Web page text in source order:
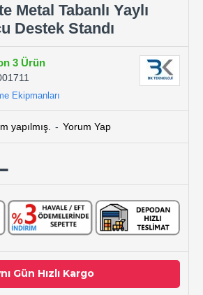
Metal Tabanlı Yaylı
Destek Standı
3 Ürün
Ekipmanları
yapılmış. - Yorum Yap
Gün Hızlı Kargo